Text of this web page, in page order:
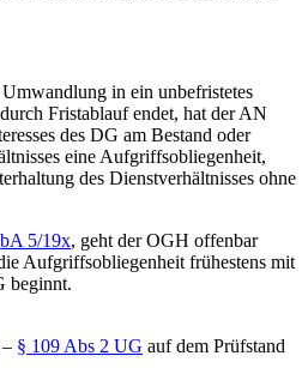
in ein unbefristetes
Fristablauf endet, hat der AN
des DG am Bestand oder
eine Aufgriffsobliegenheit,
des Dienstverhältnisses ohne
5/19x, geht der OGH offenbar
Aufgriffsobliegenheit frühestens mit
beginnt.
– § 109 Abs 2 UG auf dem Prüfstand